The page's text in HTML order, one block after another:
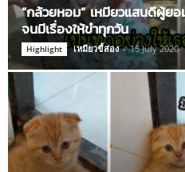
“กล้วยหอม” เหมียวแสนดีผู้ย
จนมีเรื่องให้ขำทุกวัน
Highlight เหมียวขี้ส่อง - 15 July 2020